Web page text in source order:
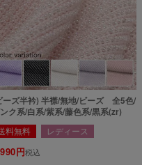
ーズ半衿) 半襟/無地/ビーズ 全5色/
ク系/白系/紫系/藤色系/黒系(zr)
料無料 レディース
税込